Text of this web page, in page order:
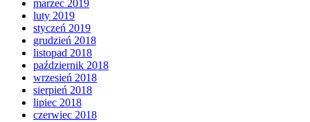
marzec 2019
luty 2019
styczeń 2019
grudzień 2018
listopad 2018
październik 2018
wrzesień 2018
sierpień 2018
lipiec 2018
czerwiec 2018